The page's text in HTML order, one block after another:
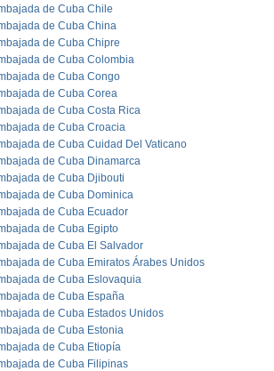
de Cuba Chile
de Cuba China
de Cuba Chipre
de Cuba Colombia
de Cuba Congo
de Cuba Corea
de Cuba Costa Rica
de Cuba Croacia
de Cuba Cuidad Del Vaticano
de Cuba Dinamarca
de Cuba Djibouti
de Cuba Dominica
de Cuba Ecuador
de Cuba Egipto
de Cuba El Salvador
de Cuba Emiratos Árabes Unidos
de Cuba Eslovaquia
de Cuba España
de Cuba Estados Unidos
de Cuba Estonia
de Cuba Etiopía
de Cuba Filipinas